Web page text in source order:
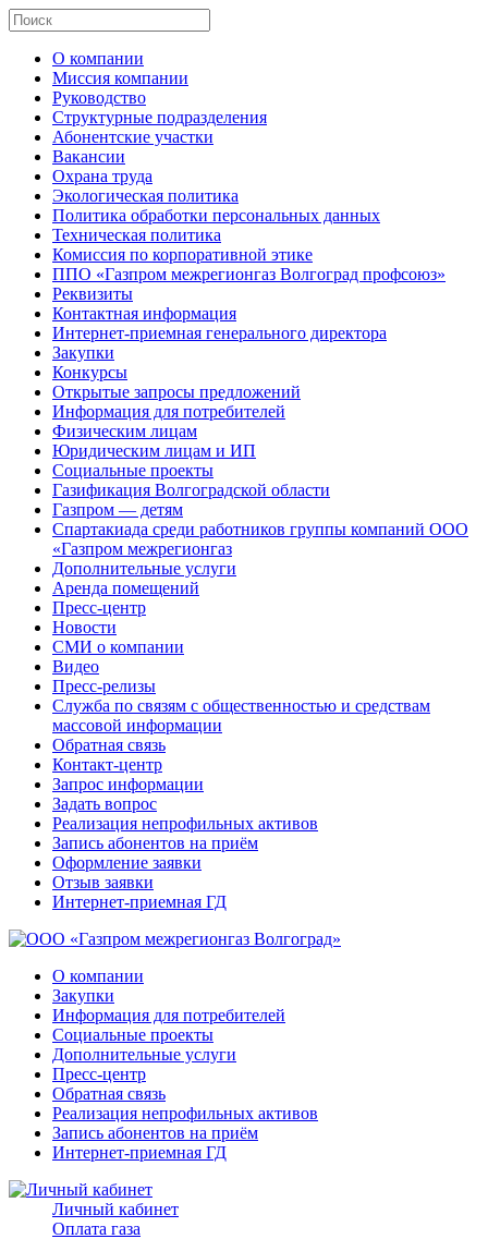
О компании
Миссия компании
Руководство
Структурные подразделения
Абонентские участки
Вакансии
Охрана труда
Экологическая политика
Политика обработки персональных данных
Техническая политика
Комиссия по корпоративной этике
ППО «Газпром межрегионгаз Волгоград профсоюз»
Реквизиты
Контактная информация
Интернет-приемная генерального директора
Закупки
Конкурсы
Открытые запросы предложений
Информация для потребителей
Физическим лицам
Юридическим лицам и ИП
Социальные проекты
Газификация Волгоградской области
Газпром — детям
Спартакиада среди работников группы компаний ООО
«Газпром межрегионгаз
Дополнительные услуги
Аренда помещений
Пресс-центр
Новости
СМИ о компании
Видео
Пресс-релизы
Служба по связям с общественностью и средствам
массовой информации
Обратная связь
Контакт-центр
Запрос информации
Задать вопрос
Реализация непрофильных активов
Запись абонентов на приём
Оформление заявки
Отзыв заявки
Интернет-приемная ГД
О компании
Закупки
Информация для потребителей
Социальные проекты
Дополнительные услуги
Пресс-центр
Обратная связь
Реализация непрофильных активов
Запись абонентов на приём
Интернет-приемная ГД
Личный кабинет
Оплата газа